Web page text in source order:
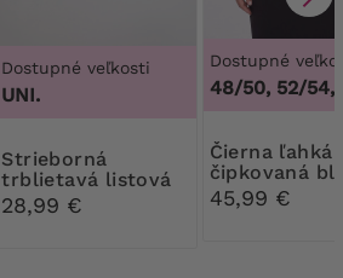
Dostupné veľkosti
UNI.
Strieborná
trblietavá listová
kabelka
28,99 €
Dostupné
48/50, 52/54,
Čierna ľahká
čipkovaná
45,99 €